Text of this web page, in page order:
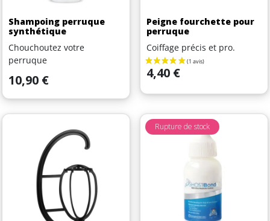
Shampoing perruque
synthétique
Chouchoutez votre
perruque
Prix
10,90 €
Peigne fourchette pour
perruque
Coiffage précis et pro.
Prix
4,40 €
Rupture de stock